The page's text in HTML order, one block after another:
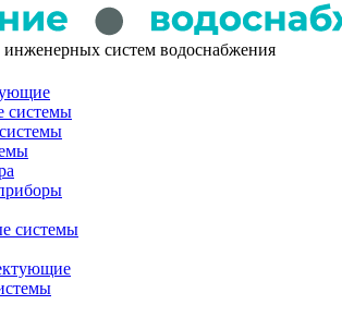
инженерных систем водоснабжения
системы
системы